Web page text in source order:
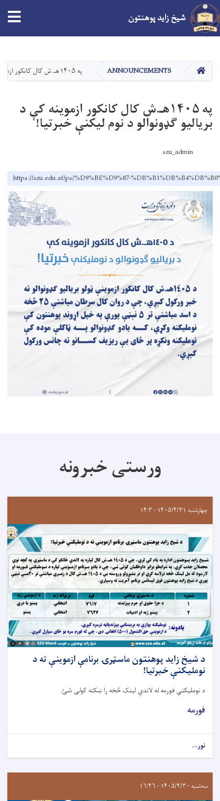
دانګل
شیخ زاید پوهنتون
کور ANNOUNCEMENTS په ۱۴۰۵هـ.ش کال کانکور ازموینه کې د برياليو ګډونوالو د نوم ليکنې خبرتيا!
په ۱۴۰۵هـ.ش کال کانکور ازموینه کې د
برياليو ګډونوالو د نوم ليکنې خبرتيا!
szu_admin
https://szu.edu.af/ps/%D9%BE%D9%87-
ورستی خبرونه
چهارشنبه ۱۴۰۵/۴/۳۱ - ۱۴:۳
د شيخ زايد پوهنتون ماسټرۍ برنامې ازموينې ته د
نومليکنې خبرتيا!
د نومليکنې فورمه له لاندې لينک څخه را ښکته کولی شئ.
فورمه
نور...
سه‌شنبه ۱۴۰۵/۴/۳۰ - ۱۶:۴۶